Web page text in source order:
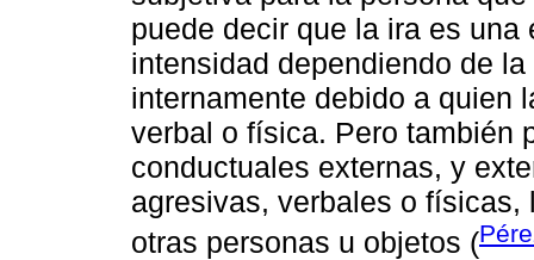
puede decir que la ira es
intensidad dependiendo de
internamente debido a quien
verbal o física. Pero también
conductuales externas, y
agresivas, verbales o
otras personas u objetos (